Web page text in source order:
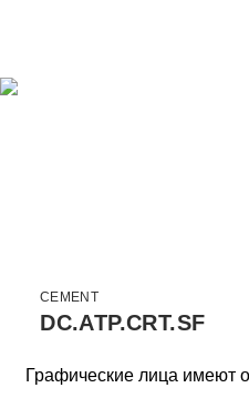
CEMENT
DC.ATP.CRT.SF
Графические лица имеют